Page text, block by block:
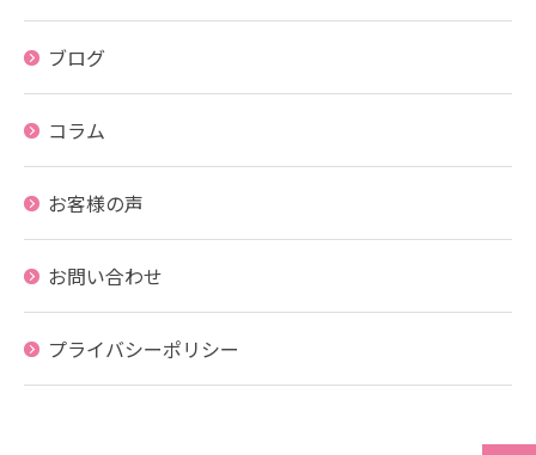
ブログ
コラム
お客様の声
お問い合わせ
プライバシーポリシー